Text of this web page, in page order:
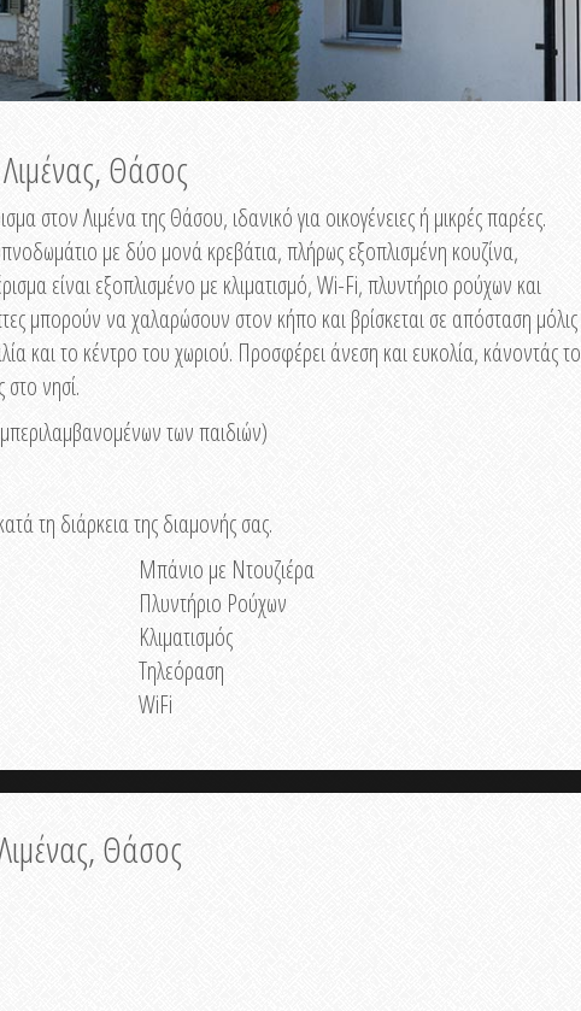
Θάσος
στον Λιμένα της Θάσου, ιδανικό για οικογένειες ή μικρές παρέες.
με δύο μονά κρεβάτια, πλήρως εξοπλισμένη κουζίνα,
είναι εξοπλισμένο με κλιματισμό, Wi-Fi, πλυντήριο ρούχων και
μπορούν να χαλαρώσουν στον κήπο και βρίσκεται σε απόσταση μόλις
και το κέντρο του χωριού. Προσφέρει άνεση και ευκολία, κάνοντάς το
στο νησί.
των παιδιών)
τη διάρκεια της διαμονής σας.
Μπάνιο με Ντουζιέρα
Πλυντήριο Ρούχων
Κλιματισμός
Τηλεόραση
WiFi
Θάσος